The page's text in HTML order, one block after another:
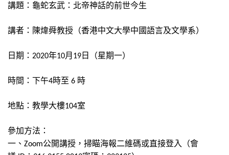
講題：龜蛇玄武：北帝神話的前世今生
講者：陳煒舜教授（香港中文大學中國語言及文學系）
日期： 2020年10月 19 日（星期一）
時間：下午4時至 6 時
地點：教學大樓104室
參加方法：
一、 Zoom公開講授，掃瞄海報二維碼或直接登入（會